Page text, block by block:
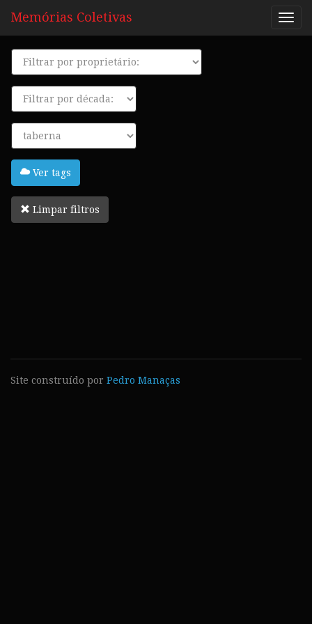
Memórias Coletivas
Proprietário
Década
Tags
Ver tags
Limpar filtros
Site construído por Pedro Manaças